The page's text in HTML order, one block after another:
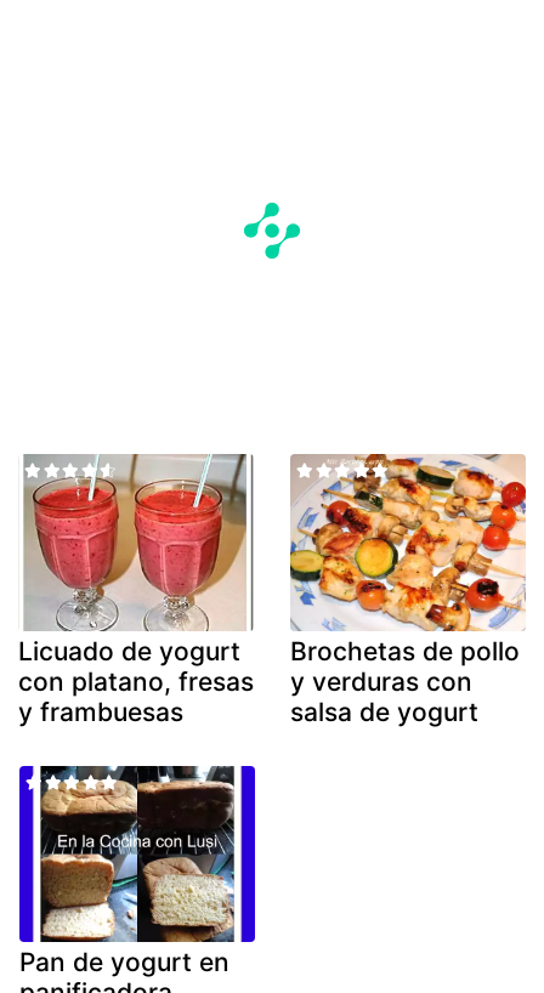
Licuado de yogurt
con platano, fresas
y frambuesas
Brochetas de pollo
y verduras con
salsa de yogurt
Pan de yogurt en